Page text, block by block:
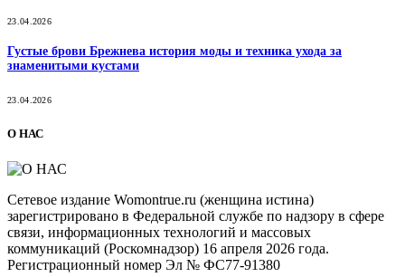
23.04.2026
Густые брови Брежнева история моды и техника ухода за
знаменитыми кустами
23.04.2026
О НАС
Сетевое издание Womontrue.ru (женщина истина)
зарегистрировано в Федеральной службе по надзору в сфере
связи, информационных технологий и массовых
коммуникаций (Роскомнадзор) 16 апреля 2026 года.
Регистрационный номер Эл № ФС77-91380